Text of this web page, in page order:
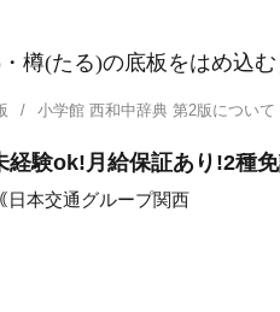
樽(たる)の底板をはめ込む
小学館 西和中辞典 第2版につい
経験ok!月給保証あり!2種
日本交通グループ関西